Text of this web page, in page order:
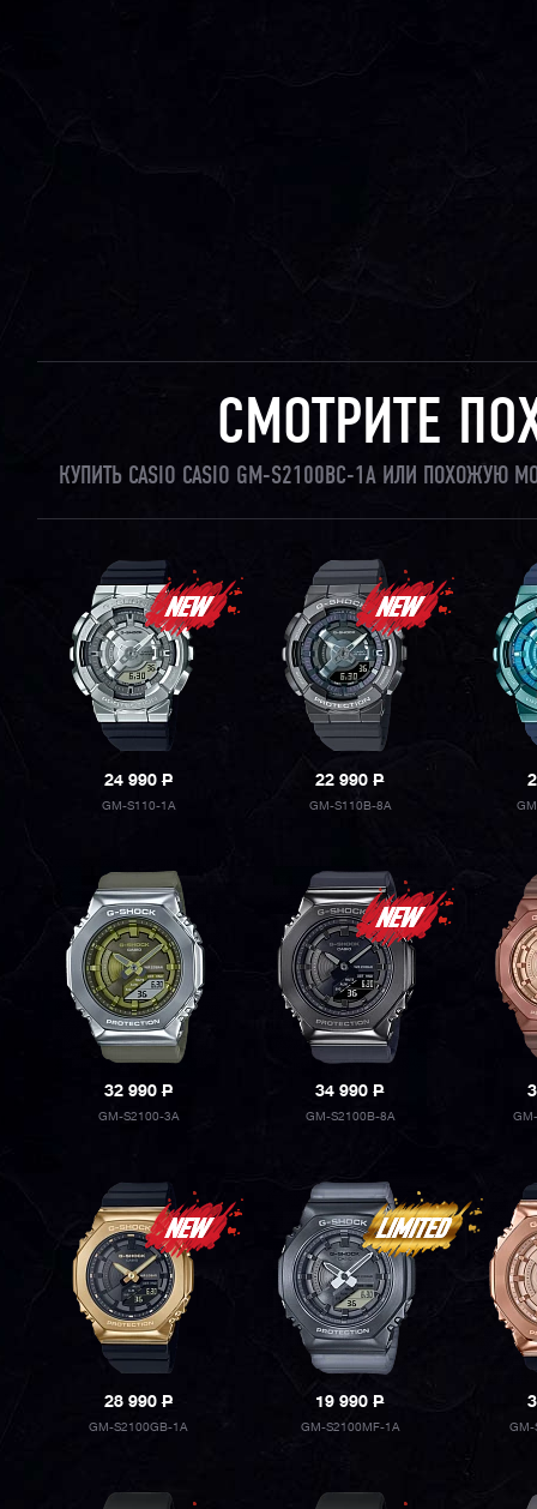
СМОТРИТЕ
КУПИТЬ CASIO CASIO GM-S2100BC-1A ИЛИ ПОХОЖУЮ
24 990P
GM-S110-1A
22 990P
GM-S110B-8A
32 990P
GM-S2100-3A
34 990P
GM-S2100B-8A
28 990P
GM-S2100GB-1A
19 990P
GM-S2100MF-1A GM-